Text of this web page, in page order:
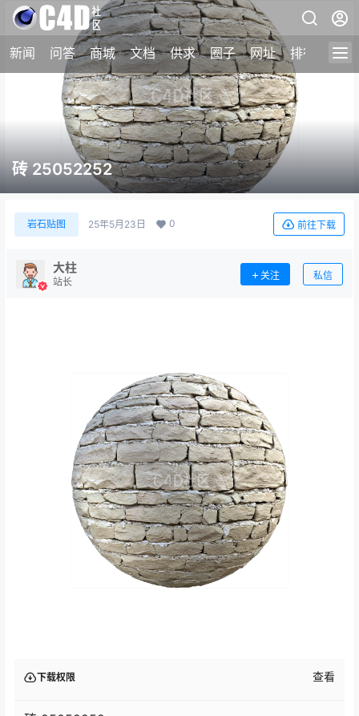
新闻 问答 商城 文档 供求 圈子 网址 排行榜
砖 25052252
岩石贴图 25年5月23日 0 前往下载
大柱
站长
关注 私信
下载权限 查看